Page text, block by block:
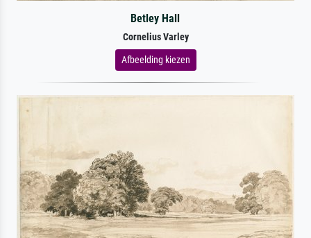
Betley Hall
Cornelius Varley
Afbeelding kiezen